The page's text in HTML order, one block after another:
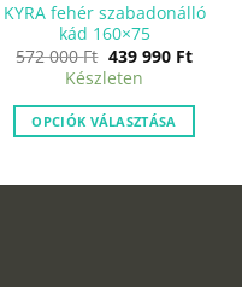
KYRA fehér szabadonálló
kád 160×75
572 000Ft Original
price
was:
572
000 Ft.
439 990 Ft
price
439
Készleten
OPCIÓK VÁLASZTÁSA